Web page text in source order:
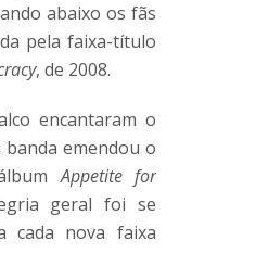
abaixo os fãs
pela faixa-título
, de 2008.
encantaram o
banda emendou o
Appetite for
geral foi se
nova faixa